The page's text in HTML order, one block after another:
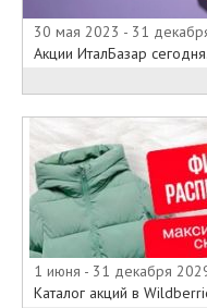
30 мая 2023 - 31
Акции ИталБазар
1 июня - 31 декабря
Каталог акций в